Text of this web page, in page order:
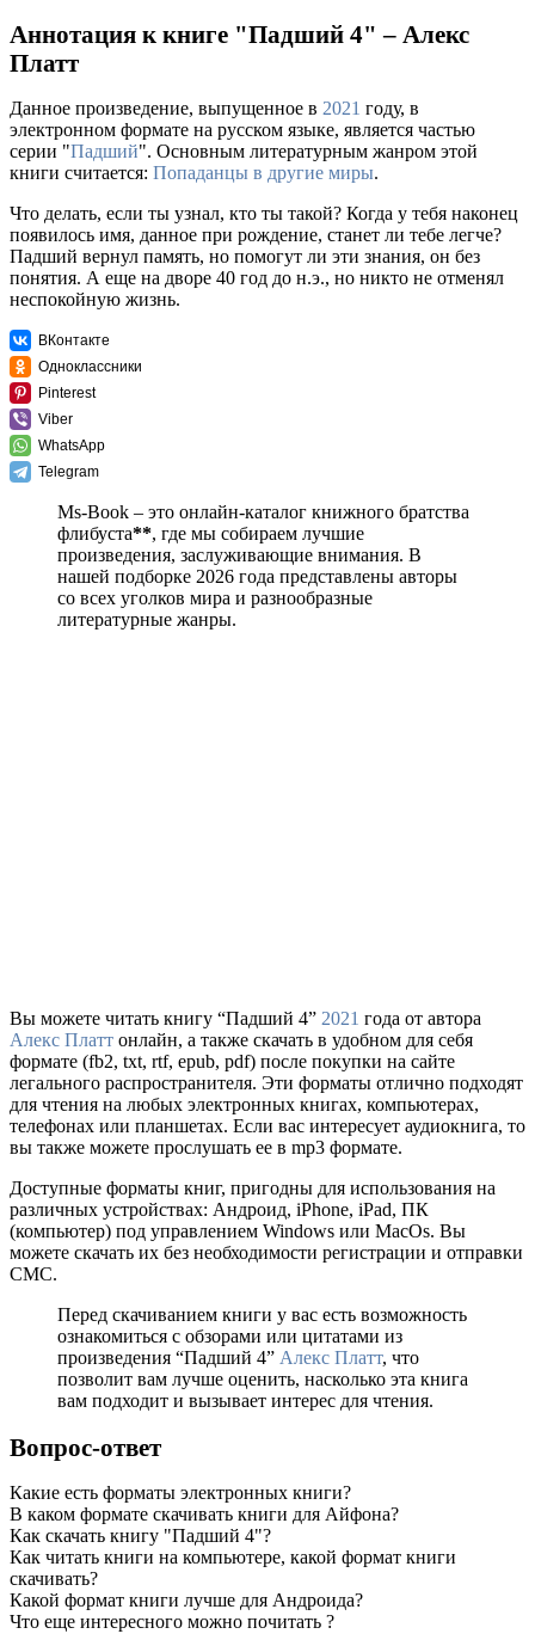
Аннотация к книге "Падший 4" – Алекс
Платт
Данное произведение, выпущенное в 2021 году, в
электронном формате на русском языке, является частью
серии "Падший". Основным литературным жанром этой
книги считается: Попаданцы в другие миры.
Что делать, если ты узнал, кто ты такой? Когда у тебя наконец
появилось имя, данное при рождение, станет ли тебе легче?
Падший вернул память, но помогут ли эти знания, он без
понятия. А еще на дворе 40 год до н.э., но никто не отменял
неспокойную жизнь.
ВКонтакте
Одноклассники
Pinterest
Viber
WhatsApp
Telegram
Ms-Book – это онлайн-каталог книжного братства
флибуста**, где мы собираем лучшие
произведения, заслуживающие внимания. В
нашей подборке 2026 года представлены авторы
со всех уголков мира и разнообразные
литературные жанры.
Вы можете читать книгу “Падший 4” 2021 года от автора
Алекс Платт онлайн, а также скачать в удобном для себя
формате (fb2, txt, rtf, epub, pdf) после покупки на сайте
легального распространителя. Эти форматы отлично подходят
для чтения на любых электронных книгах, компьютерах,
телефонах или планшетах. Если вас интересует аудиокнига, то
вы также можете прослушать ее в mp3 формате.
Доступные форматы книг, пригодны для использования на
различных устройствах: Андроид, iPhone, iPad, ПК
(компьютер) под управлением Windows или MacOs. Вы
можете скачать их без необходимости регистрации и отправки
СМС.
Перед скачиванием книги у вас есть возможность
ознакомиться с обзорами или цитатами из
произведения “Падший 4” Алекс Платт, что
позволит вам лучше оценить, насколько эта книга
вам подходит и вызывает интерес для чтения.
Вопрос-ответ
Какие есть форматы электронных книги?
В каком формате скачивать книги для Айфона?
Как скачать книгу "Падший 4"?
Как читать книги на компьютере, какой формат книги
скачивать?
Какой формат книги лучше для Андроида?
Что еще интересного можно почитать ?